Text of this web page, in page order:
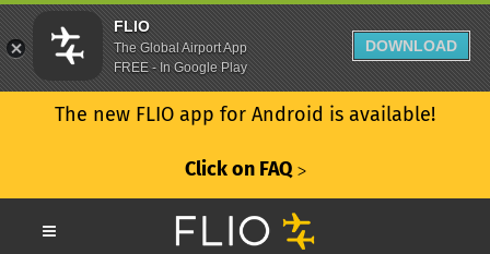
The new FLIO app for Android is available!
Click on FAQ ᐳ
FLIO
The Global Airport App
FREE - In Google Play
DOWNLOAD